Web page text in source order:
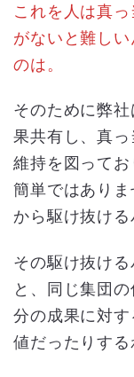
これを人は真
がないと難し
のは。
そのために弊
果共有し、真
維持を図って
簡単ではあり
から駆け抜ける
その駆け抜け
と、同じ集団
分の成果に対
値だったりする